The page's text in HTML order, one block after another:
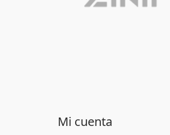
Mi cuenta